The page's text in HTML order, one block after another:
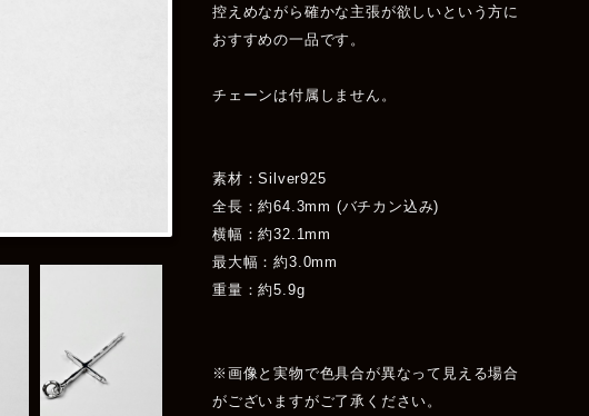
控えめながら確かな主張が欲しいという方に
おすすめの一品です。
チェーンは付属しません。
素材：Silver925
全長：約64.3mm (バチカン込み)
横幅：約32.1mm
最大幅：約3.0mm
重量：約5.9g
※画像と実物で色具合が異なって見える場合
がございますがご了承ください。